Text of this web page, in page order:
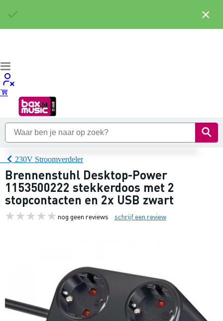
230V Stroomverdeler
Brennenstuhl Desktop-Power
1153500222 stekkerdoos met 2
stopcontacten en 2x USB zwart
nog geen reviews schrijf een review
×